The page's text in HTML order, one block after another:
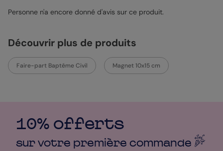
mots d’affection. Vos destinataires seront ravis de découvrir les
page de droit est là pour vous donner un peu d’inspiration si
vous en manquez. Personnalisez donc votre texte en choisissant
la typographie et la couleur. Ajouter quelques accessoires pour
un rendu plus personnel et le tour est joué ! Mon petit conseil
pour une finition optimale pour ceFaire-Part de Baptême
qui, avec ses paillettes et sa couleur douce, donnera un côté
festif à votre faire-part même avant l’ouverture. Pour qu’aucun
problème ne se glisse à l’intérieur de l’enveloppe, vous pouvez
prendre l’option Je reste zen. Avec cela, notre Service Qualité se
Personne n'a encore donné d'avis sur ce produit.
Découvrir plus de produits
Faire-part Baptême Civil Magnet 10x15 cm
10% offerts
sur votre première commande